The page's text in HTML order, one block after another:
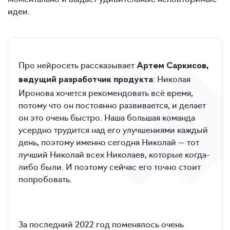
идеи.
Про нейросеть рассказывает Артем Саркисов,
ведущий разработчик продукта: Николая
Иронова хочется рекомендовать всё время,
потому что он постоянно развивается, и делает
он это очень быстро. Наша большая команда
усердно трудится над его улучшениями каждый
день, поэтому именно сегодня Николай — тот
лучший Николай всех Николаев, которые когда-
либо были. И поэтому сейчас его точно стоит
попробовать.
За последний 2022 год поменялось очень